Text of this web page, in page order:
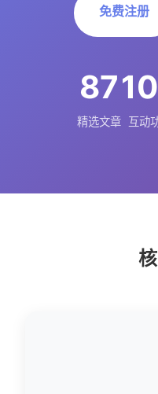
免费注册
87
精选文章 互动